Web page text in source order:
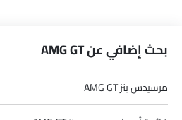
بحث إضافي عن AMG GT
مرسيدس بنز AMG GT